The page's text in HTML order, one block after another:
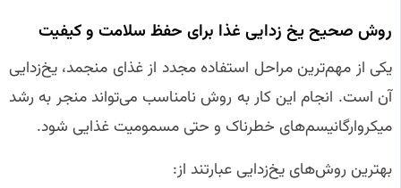
روش صحیح یخ‌ زدایی غذا برای حفظ سلامت و کیفیت
یکی از مهم‌ترین مراحل استفاده مجدد از غذای منجمد، یخ‌زدایی
آن است. انجام این کار به روش نامناسب می‌تواند منجر به رشد
میکروارگانیسم‌های خطرناک و حتی مسمومیت غذایی شود.
بهترین روش‌های یخ‌زدایی عبارتند از: